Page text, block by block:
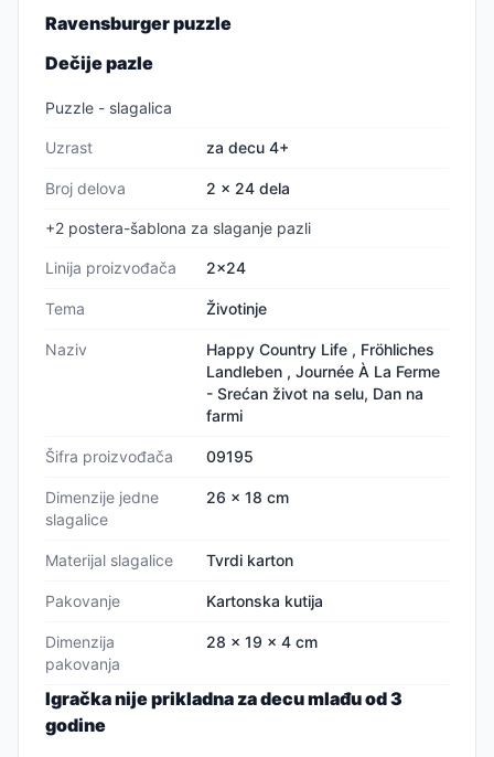
Ravensburger puzzle
Dečije pazle
Puzzle - slagalica
Uzrast za decu 4+
Broj delova 2 x 24 dela
+2 postera-šablona za slaganje pazli
Linija proizvođača 2x24
Tema Životinje
Naziv
Happy Country Life , Fröhliches
Landleben , Journée À La Ferme
- Srećan život na selu, Dan na
farmi
Šifra proizvođača 09195
Dimenzije jedne
slagalice
26 x 18 cm
Materijal slagalice Tvrdi karton
Pakovanje Kartonska kutija
Dimenzija
pakovanja
28 x 19 x 4 cm
Igračka nije prikladna za decu mlađu od 3
godine